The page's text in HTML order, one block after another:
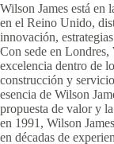
Wilson James está en
en el Reino Unido,
innovación,
Con sede en
excelencia dentro de
construcción y
esencia de Wilson
propuesta de valor y
en 1991, Wilson
en décadas de